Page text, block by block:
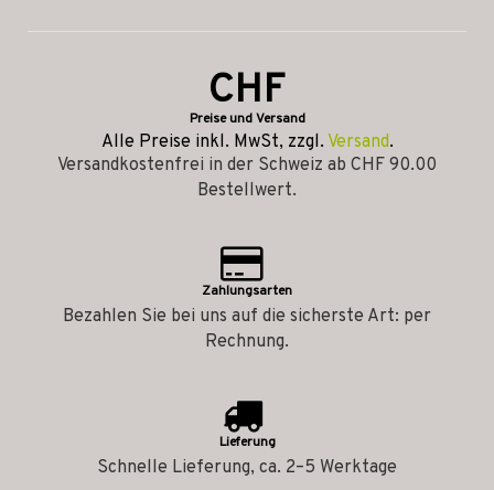
CHF
Preise und Versand
Alle Preise inkl. MwSt, zzgl. Versand.
Versandkostenfrei in der Schweiz ab CHF 90.00
Bestellwert.
Zahlungsarten
Bezahlen Sie bei uns auf die sicherste Art: per
Rechnung.
Lieferung
Schnelle Lieferung, ca. 2–5 Werktage